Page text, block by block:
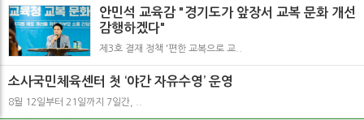
안민석 교육감 "경기도가 앞장서 교복 문화 개선
감행하겠다"
제3호 결재 정책 '편한 교복으로 교..
소사국민체육센터 첫 ‘야간 자유수영’ 운영
8월 12일부터 21일까지 7일간, ..